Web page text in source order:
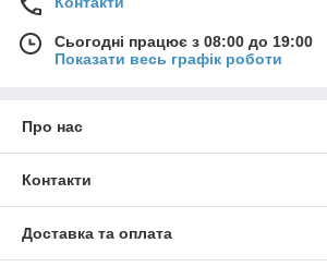
Сьогодні працює з 08:00 до 19:00
Показати весь графік роботи
Про нас
Контакти
Доставка та оплата